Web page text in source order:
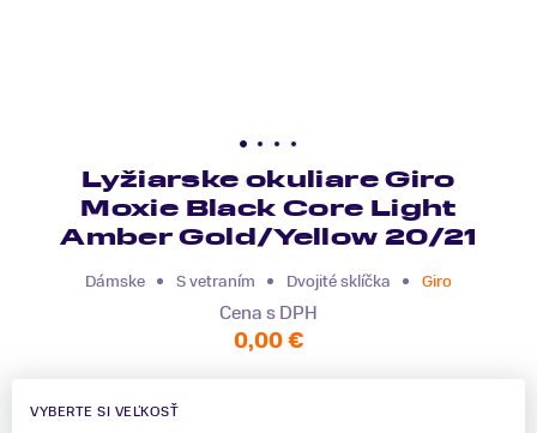
Lyžiarske okuliare Giro
Moxie Black Core Light
Amber Gold/Yellow 20/21
Dámske S vetraním Dvojité sklíčka Giro
Cena s DPH
0,00 €
VYBERTE SI VEĽKOSŤ